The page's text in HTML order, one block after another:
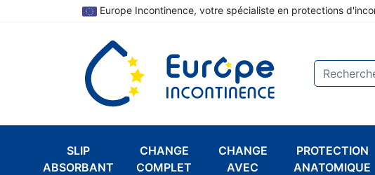
Europe Incontinence, votre spécialiste en protections
SLIP
ABSORBANT
CHANGE
COMPLET
CHANGE
AVEC
PROTECTION
ANATOMIQUE